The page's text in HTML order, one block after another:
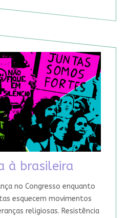
à brasileira
no Congresso enquanto
esquecem movimentos
religiosas. Resistência